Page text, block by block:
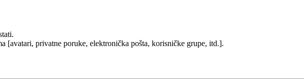
[avatari, privatne poruke, elektronička pošta, korisničke grupe, itd.].